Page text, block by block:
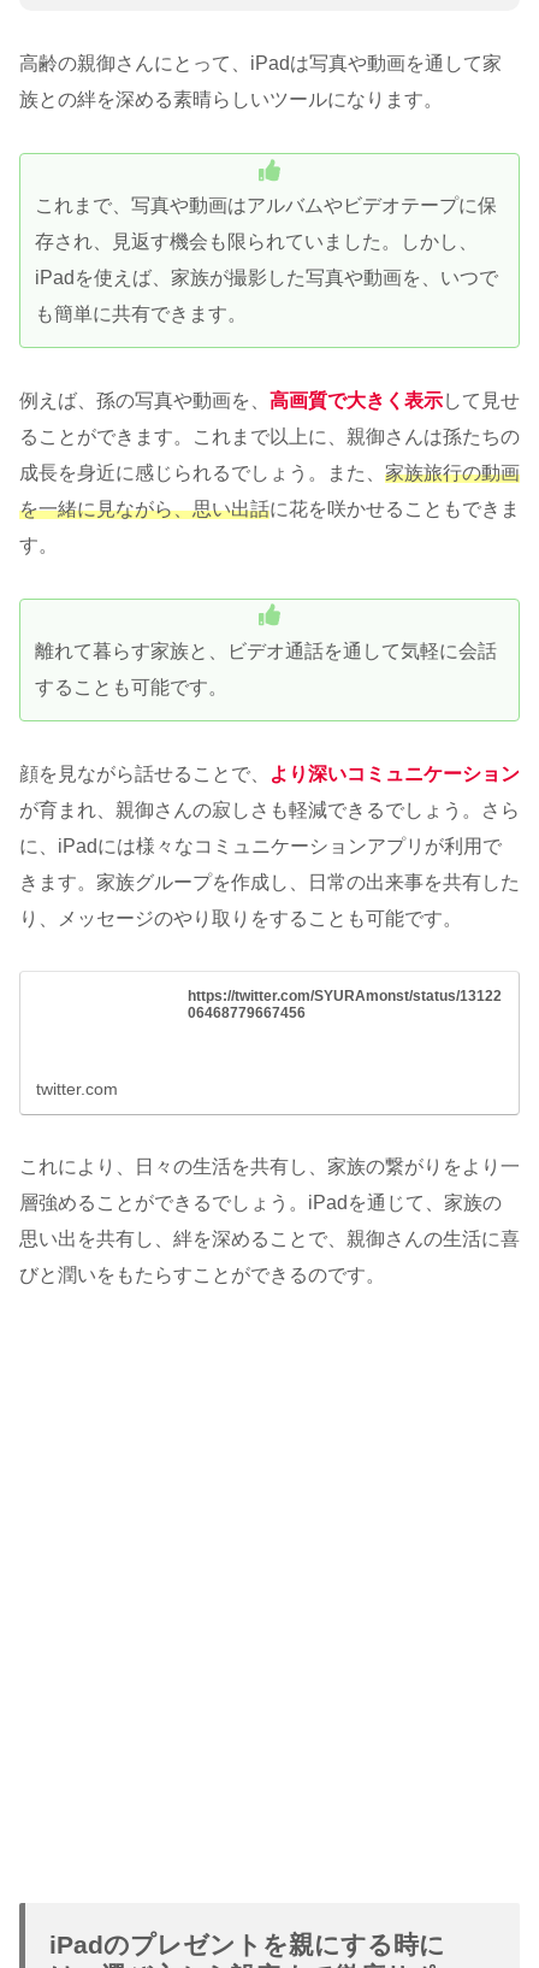
高齢の親御さんにとって、iPadは写真や動画を通して家
族との絆を深める素晴らしいツールになります。
これまで、写真や動画はアルバムやビデオテープに保
存され、見返す機会も限られていました。しかし、
iPadを使えば、家族が撮影した写真や動画を、いつで
も簡単に共有できます。
例えば、孫の写真や動画を、 高画質で大きく表示して見せ
ることができます。これまで以上に、親御さんは孫たちの
成長を身近に感じられるでしょう。また、 家族旅行の動画
を一緒に見ながら、思い出話に花を咲かせることもできま
す。
離れて暮らす家族と、ビデオ通話を通して気軽に会話
することも可能です。
顔を見ながら話せることで、
より深いコミュニケーション
が育まれ、親御さんの寂しさも軽減できるでしょう。さら
に、iPadには様々なコミュニケーションアプリが利用で
きます。家族グループを作成し、日常の出来事を共有した
り、メッセージのやり取りをすることも可能です。
https://twitter.com/SYURAmonst/status/13122
06468779667456
twitter.com
これにより、日々の生活を共有し、家族の繋がりをより一
層強めることができるでしょう。iPadを通じて、家族の
思い出を共有し、絆を深めることで、親御さんの生活に喜
びと潤いをもたらすことができるのです。
iPadのプレゼントを親にする時に